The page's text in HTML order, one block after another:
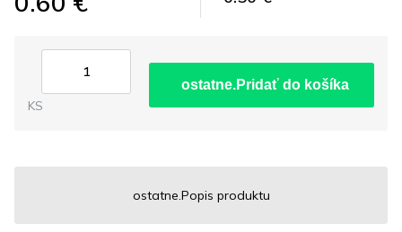
KS
ostatne.Pridať do košíka
ostatne.Popis produktu